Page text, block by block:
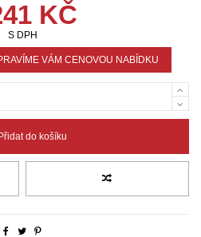
KČ
S DPH
VÁM CENOVOU NABÍDKU
do košíku